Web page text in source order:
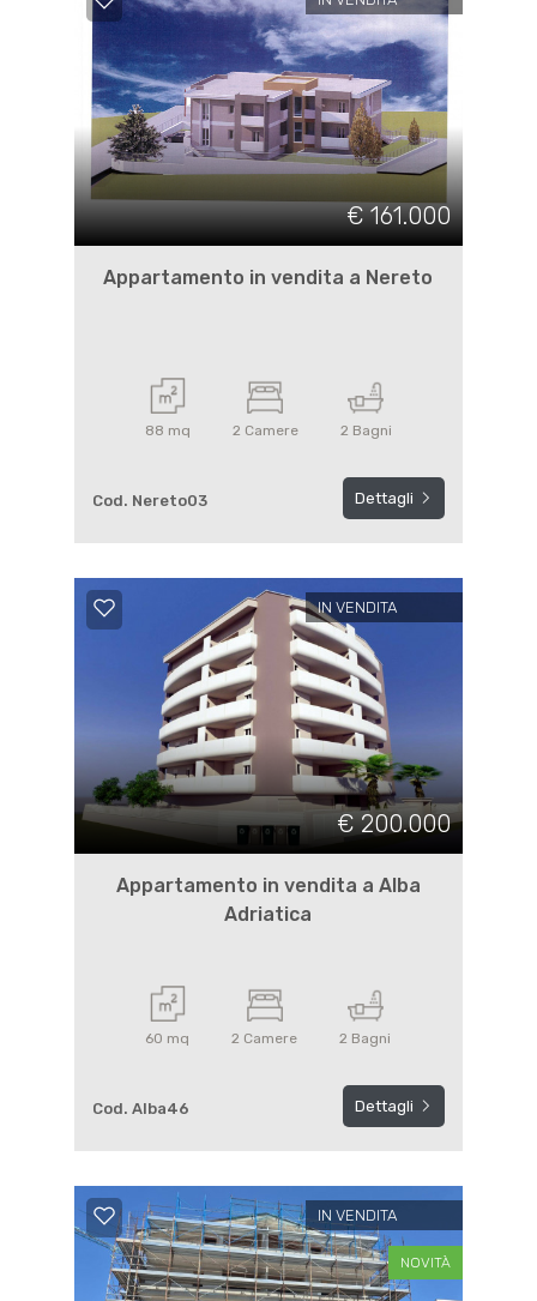
€ 161.000
Appartamento in vendita a Nereto
88 mq 2 Camere 2 Bagni
Cod. Nereto03 Dettagli
IN VENDITA
€ 200.000
Appartamento in vendita a Alba
Adriatica
60 mq 2 Camere 2 Bagni
Cod. Alba46 Dettagli
IN VENDITA
NOVITÀ